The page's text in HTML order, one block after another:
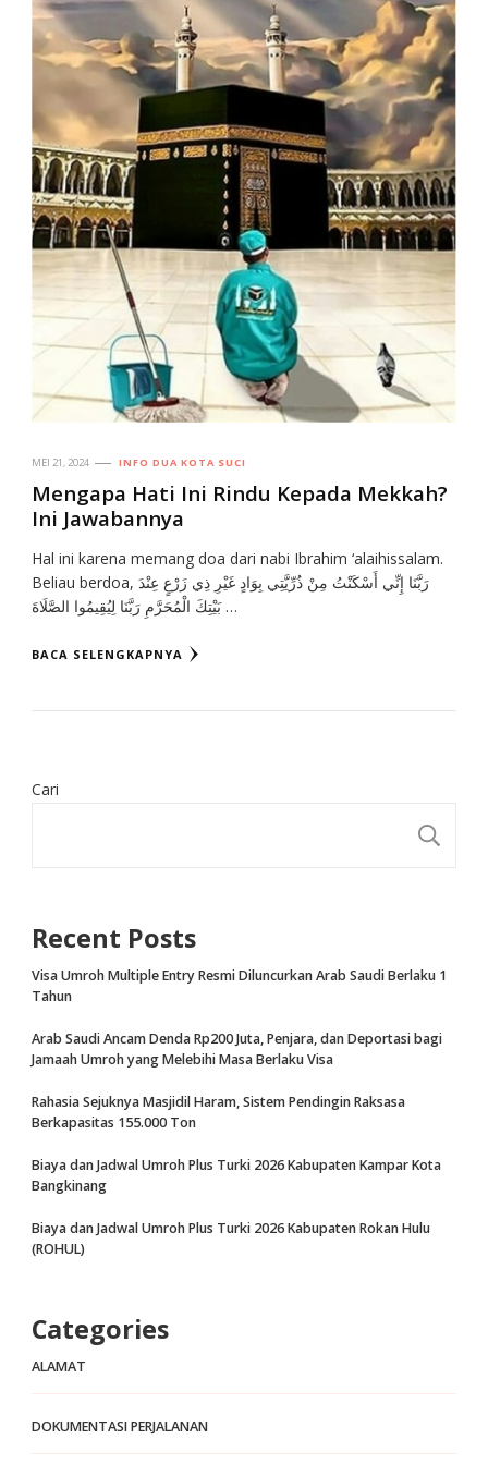
MEI 21, 2024 INFO DUA KOTA SUCI
Mengapa Hati Ini Rindu Kepada Mekkah?
Ini Jawabannya
Hal ini karena memang doa dari nabi Ibrahim ‘alaihissalam.
Beliau berdoa, رَبَّنَا إِنِّي أَسْكَنْتُ مِنْ ذُرِّيَّتِي بِوَادٍ غَيْرِ ذِي زَرْعٍ عِنْدَ
بَيْتِكَ الْمُحَرَّمِ رَبَّنَا لِيُقِيمُوا الصَّلَاةَ …
BACA SELENGKAPNYA
Cari
Recent Posts
Visa Umroh Multiple Entry Resmi Diluncurkan Arab Saudi Berlaku 1
Tahun
Arab Saudi Ancam Denda Rp200 Juta, Penjara, dan Deportasi bagi
Jamaah Umroh yang Melebihi Masa Berlaku Visa
Rahasia Sejuknya Masjidil Haram, Sistem Pendingin Raksasa
Berkapasitas 155.000 Ton
Biaya dan Jadwal Umroh Plus Turki 2026 Kabupaten Kampar Kota
Bangkinang
Biaya dan Jadwal Umroh Plus Turki 2026 Kabupaten Rokan Hulu
(ROHUL)
Categories
ALAMAT
DOKUMENTASI PERJALANAN